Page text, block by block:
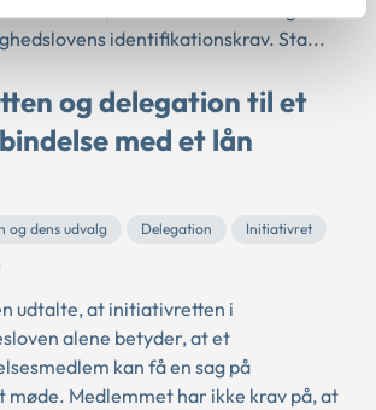
identifikationskrav. Sta...
og delegation til et
med et lån
og dens udvalg Delegation
Initiativret
udtalte, at initiativretten i
alene betyder, at et
kan få en sag på
møde. Medlemmet har ikke krav på, at